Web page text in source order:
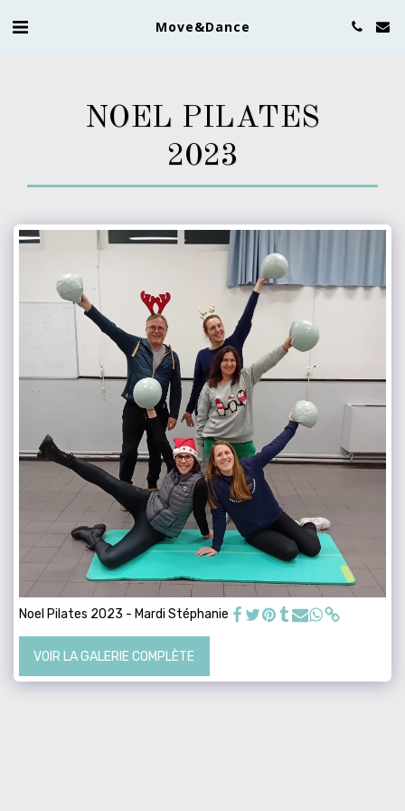
Move&Dance
NOEL PILATES
2023
Noel Pilates 2023 - Mardi Stéphanie
VOIR LA GALERIE COMPLÈTE